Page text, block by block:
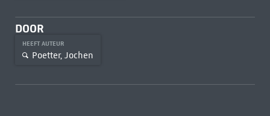
DOOR
HEEFT AUTEUR
Poetter, Jochen